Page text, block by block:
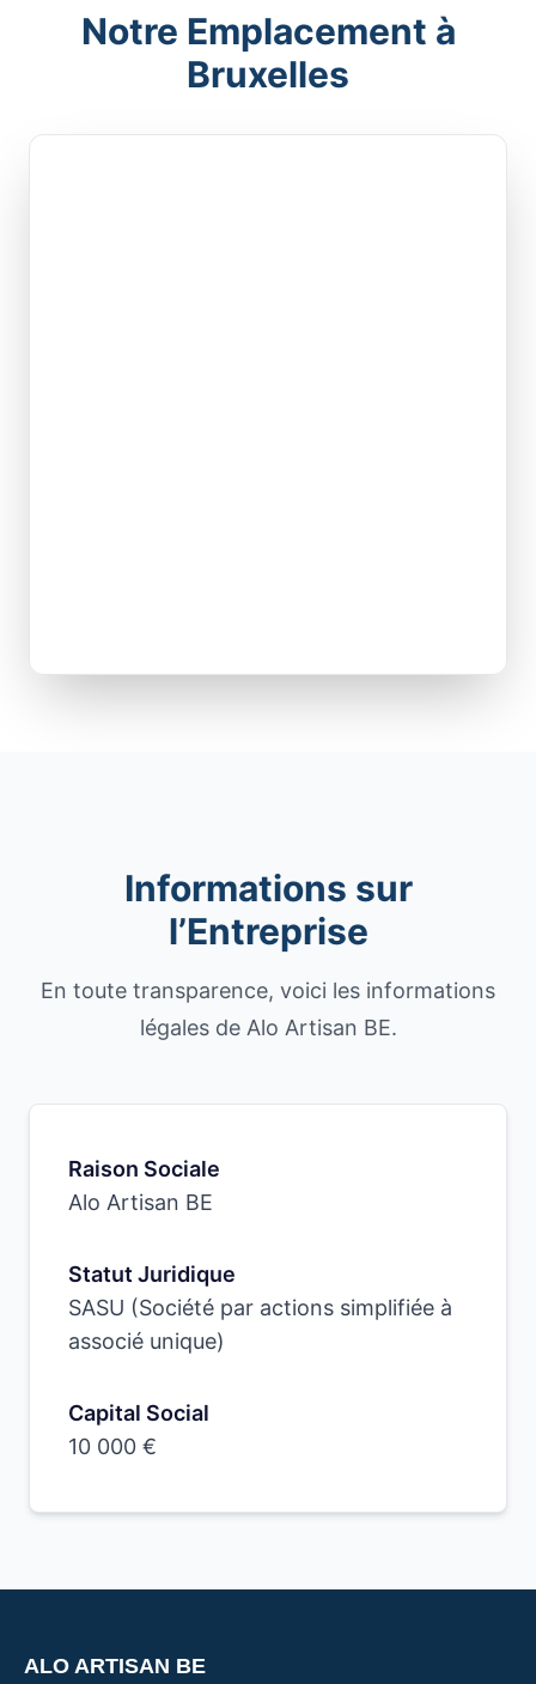
Notre Emplacement à
Bruxelles
Informations sur
l’Entreprise
En toute transparence, voici les informations
légales de Alo Artisan BE.
Raison Sociale
Alo Artisan BE
Statut Juridique
SASU (Société par actions simplifiée à
associé unique)
Capital Social
10 000 €
ALO ARTISAN BE